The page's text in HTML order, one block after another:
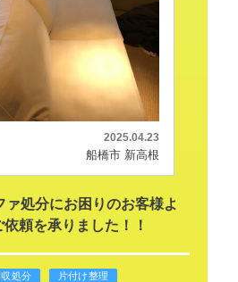
2025.04.23
船橋市 新高根
処分にお困りのお客様よ
頼を承りました！！
処分 片付け整理